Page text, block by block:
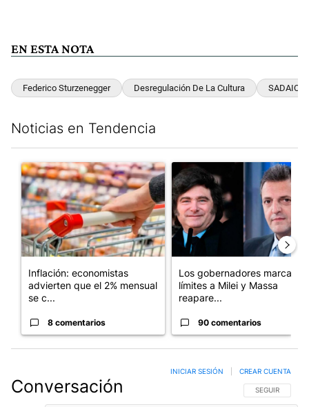
EN ESTA NOTA
Federico Sturzenegger Desregulación De La Cultura SADAIC
Noticias en Tendencia
Un artículo de tendencia con el título "Inflación: economistas
Inflación: economistas
advierten que el 2% mensual
se c...
8 comentarios
Un artículo de tendencia
Los gobernadores marcan
límites a Milei y Massa
reapare...
90 comentarios
Conversación SIGA ESTA
SEGUIR
INICIAR SESIÓN CREAR CUENTA